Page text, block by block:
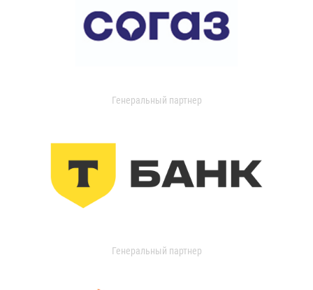
Генеральный партнер
Генеральный партнер